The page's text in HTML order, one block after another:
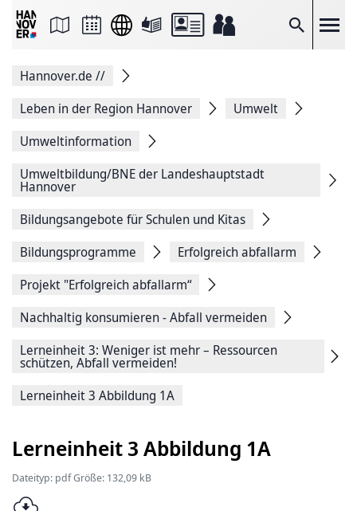
Suche
Seite
Facebook
teilen
Seitenlink
Seite
Drucken
Hannover.de //
Leben in der Region Hannover
Umwelt
Umweltinformation
Umweltbildung/BNE der Landeshauptstadt
Hannover
Bildungsangebote für Schulen und Kitas
Bildungsprogramme
Erfolgreich abfallarm
Projekt "Erfolgreich abfallarm“
Nachhaltig konsumieren - Abfall vermeiden
Lerneinheit 3: Weniger ist mehr – Ressourcen
schützen, Abfall vermeiden!
Lerneinheit 3 Abbildung 1A
Lerneinheit 3 Abbildung 1A
Dateityp: pdf Größe: 132,09 kB